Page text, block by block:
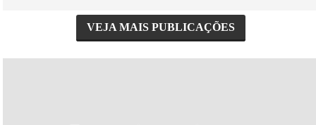
VEJA MAIS PUBLICAÇÕES